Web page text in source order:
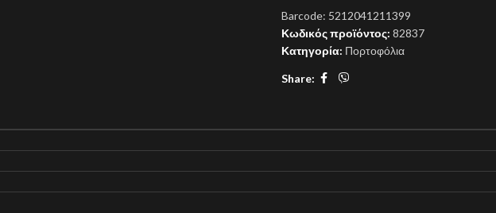
Barcode: 5212041211399
Κωδικός προϊόντος: 82837
Κατηγορία: Πορτοφόλια
Share: